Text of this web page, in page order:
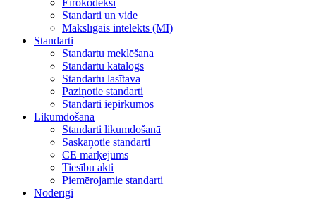
Eirokodeksi
Standarti un vide
Mākslīgais intelekts (MI)
Standarti
Standartu meklēšana
Standartu katalogs
Standartu lasītava
Paziņotie standarti
Standarti iepirkumos
Likumdošana
Standarti likumdošanā
Saskaņotie standarti
CE marķējums
Tiesību akti
Piemērojamie standarti
Noderīgi